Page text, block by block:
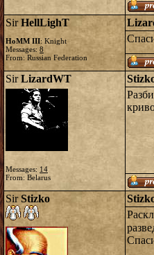
SirHellLighT
HoMM III: Knight
Messages: 8
From: Russian Federation
SirLizardWT
Messages: 14
From: Belarus
Sir Stizko